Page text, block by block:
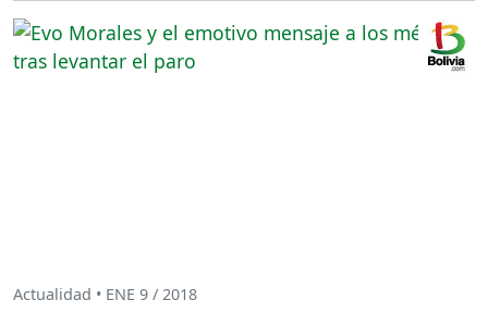
Actualidad • ENE 9 / 2018